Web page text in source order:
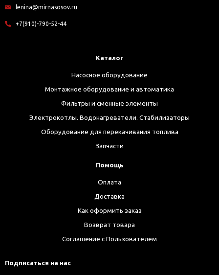
lenina@mirnasosov.ru
+7(910)-790-52-44
Каталог
Насосное оборудование
Монтажное оборудование и автоматика
Фильтры и сменные элементы
Электрокотлы. Водонагреватели. Стабилизаторы
Оборудование для перекачивания топлива
Запчасти
Помощь
Оплата
Доставка
Как оформить заказ
Возврат товара
Соглашение с Пользователем
Подписаться на нас